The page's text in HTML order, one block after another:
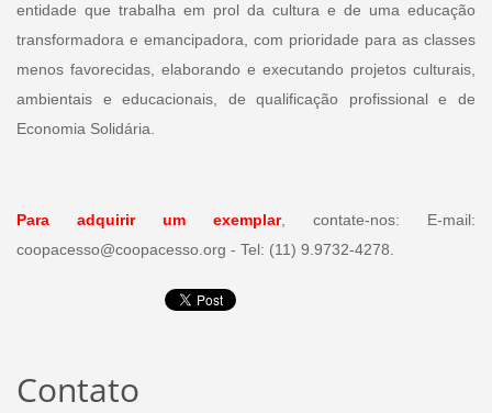
entidade que trabalha em prol da cultura e de uma educação
transformadora e emancipadora, com prioridade para as classes
menos favorecidas, elaborando e executando projetos culturais,
ambientais e educacionais, de qualificação profissional e de
Economia Solidária.
Para adquirir um exemplar, contate-nos: E-mail:
coopacesso@coopacesso.org - Tel: (11) 9.9732-4278.
Contato